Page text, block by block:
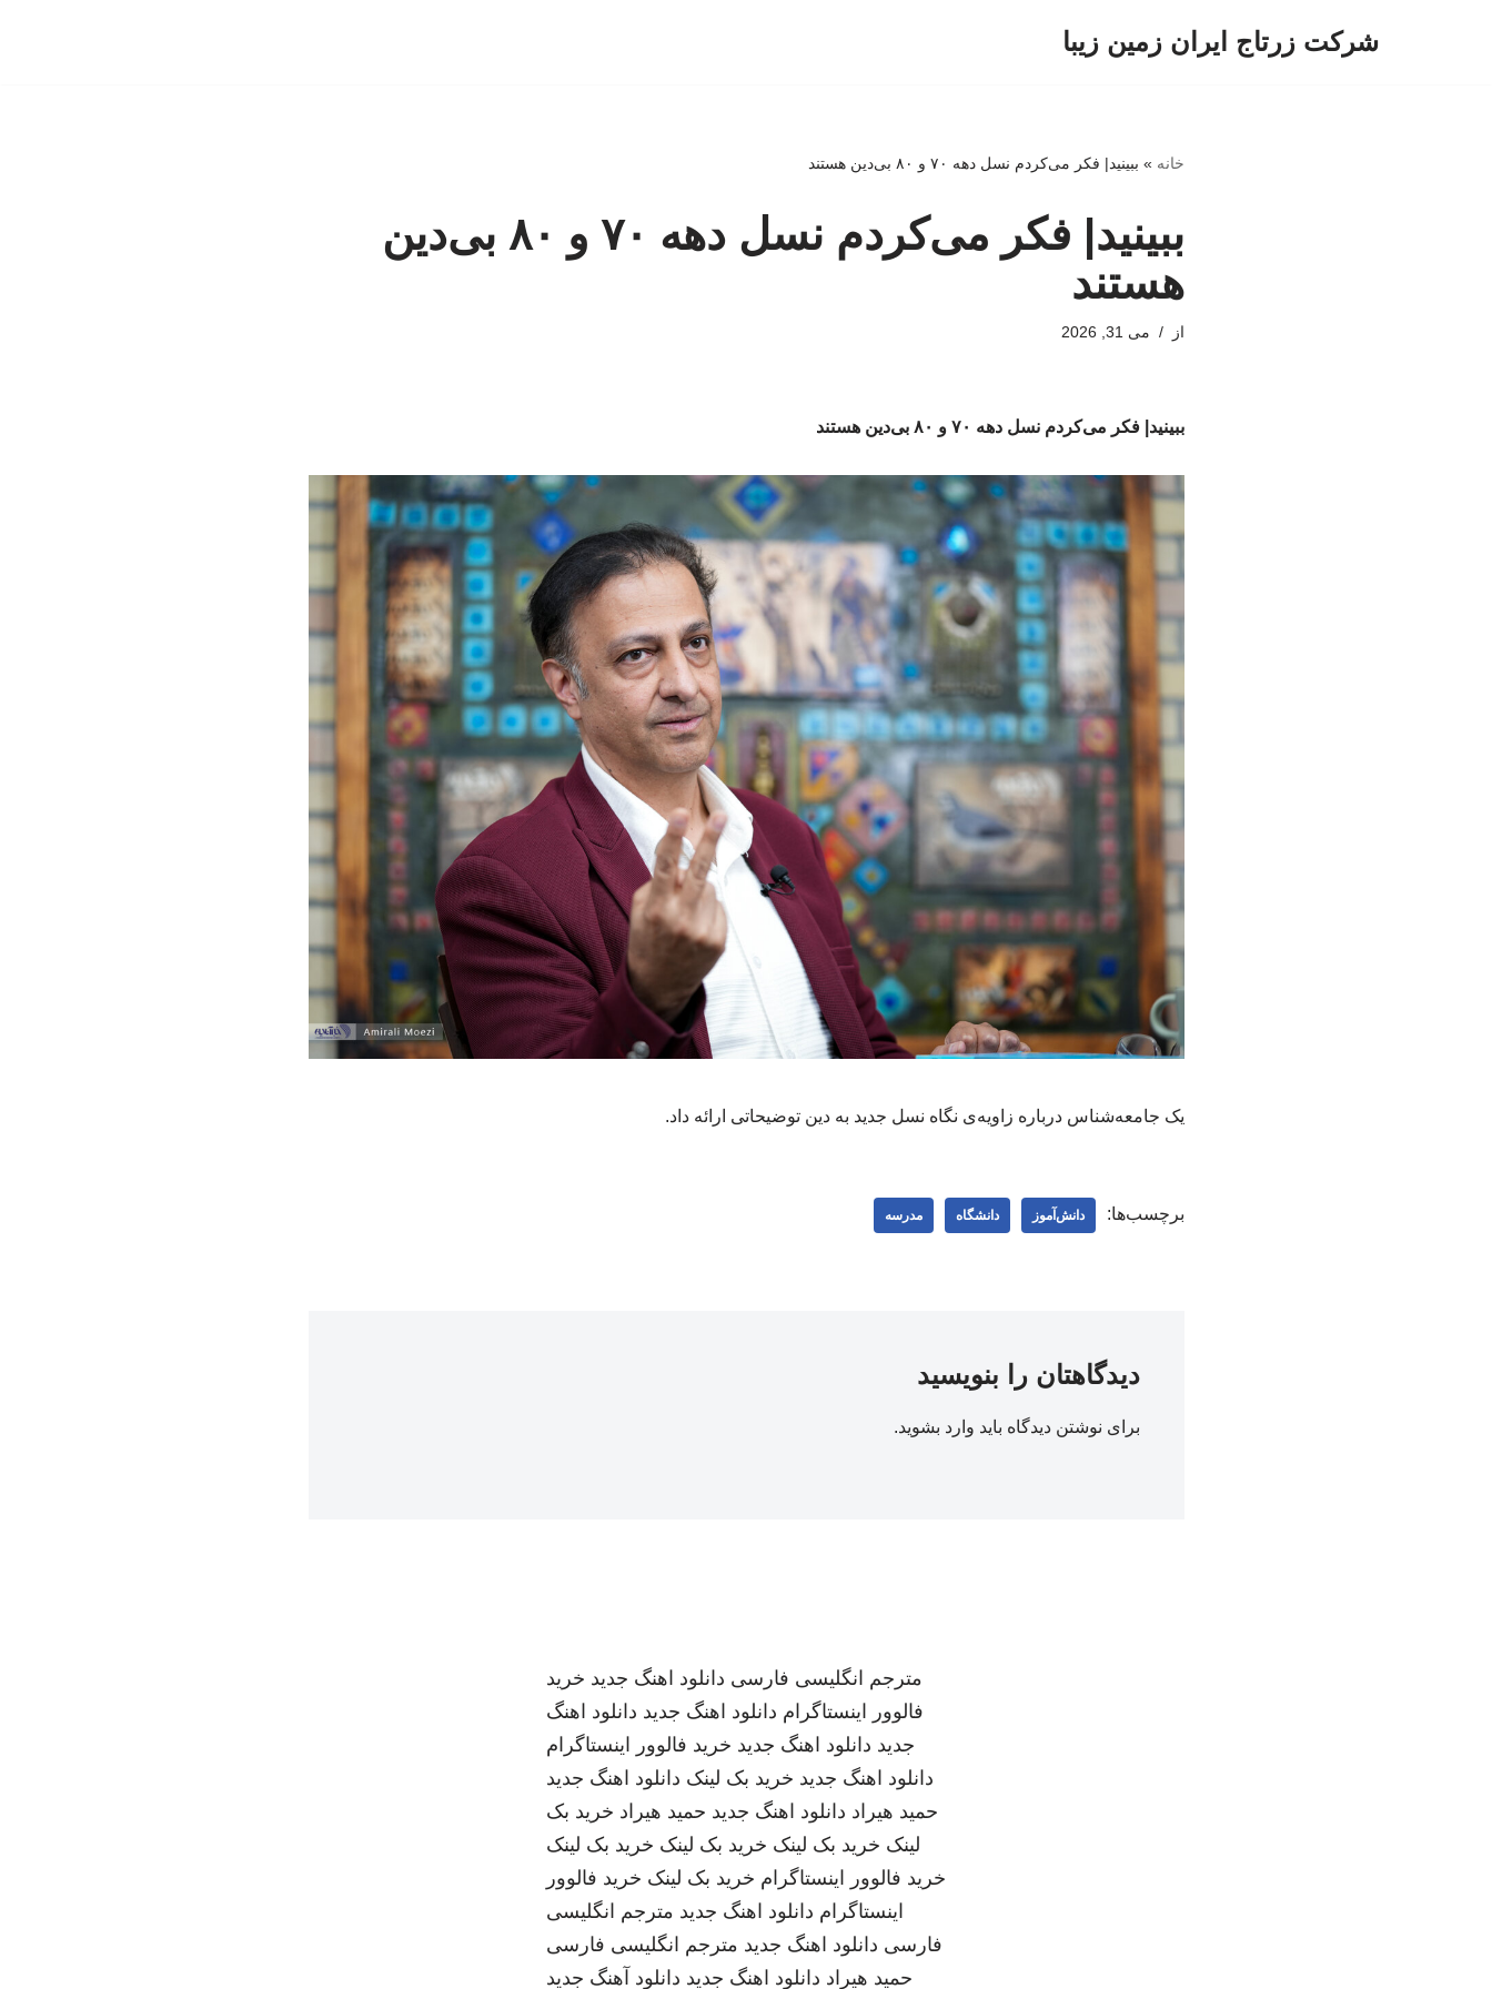
شرکت زرتاج ایران زمین زیبا
خانه » ببینید| فکر می‌کردم نسل دهه ۷۰ و ۸۰ بی‌دین هستند
ببینید| فکر می‌کردم نسل دهه ۷۰ و ۸۰ بی‌دین
هستند
از می 31, 2026
ببینید| فکر می‌کردم نسل دهه ۷۰ و ۸۰ بی‌دین هستند
یک جامعه‌شناس درباره زاویه‌ی نگاه نسل جدید به دین توضیحاتی ارائه داد.
برچسب‌ها: دانش‌آموز دانشگاه مدرسه
دیدگاهتان را بنویسید
برای نوشتن دیدگاه باید وارد بشوید.
مترجم انگلیسی فارسی دانلود اهنگ جدید خرید
فالوور اینستاگرام دانلود اهنگ جدید دانلود اهنگ
جدید دانلود اهنگ جدید خرید فالوور اینستاگرام
دانلود اهنگ جدید خرید بک لینک دانلود اهنگ جدید
حمید هیراد دانلود اهنگ جدید حمید هیراد خرید بک
لینک خرید بک لینک خرید بک لینک خرید بک لینک
خرید فالوور اینستاگرام خرید بک لینک خرید فالوور
اینستاگرام دانلود اهنگ جدید مترجم انگلیسی
فارسی دانلود اهنگ جدید مترجم انگلیسی فارسی
حمید هیراد دانلود اهنگ جدید دانلود آهنگ جدید